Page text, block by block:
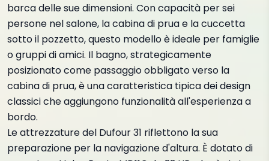
barca delle sue dimensioni. Con capacità per sei
persone nel salone, la cabina di prua e la cuccetta
sotto il pozzetto, questo modello è ideale per famiglie
o gruppi di amici. Il bagno, strategicamente
posizionato come passaggio obbligato verso la
cabina di prua, è una caratteristica tipica dei design
classici che aggiungono funzionalità all'esperienza a
bordo.
Le attrezzature del Dufour 31 riflettono la sua
preparazione per la navigazione d'altura. È dotato di